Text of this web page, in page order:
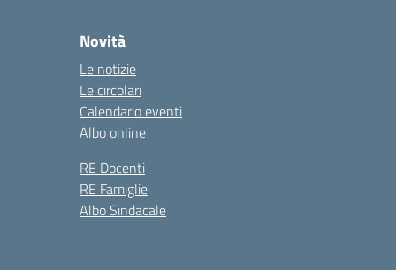
Novità
Le notizie
Le circolari
Calendario eventi
Albo online
RE Docenti
RE Famiglie
Albo Sindacale